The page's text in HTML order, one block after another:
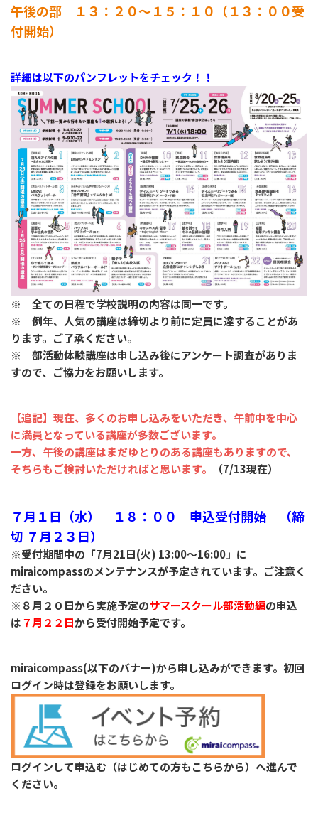
午後の部 １３：２０～１５：１０（１３：００受
付開始）
詳細は以下のパンフレットをチェック！！
※ 全ての日程で学校説明の内容は同一です。
※ 例年、人気の講座は締切より前に定員に達することがあ
ります。ご了承ください。
※ 部活動体験講座は申し込み後にアンケート調査がありま
すので、ご協力をお願いします。
【追記】現在、多くのお申し込みをいただき、午前中を中心
に満員となっている講座が多数ございます。
一方、午後の講座はまだゆとりのある講座もありますので、
そちらもご検討いただければと思います。
（7/13現在）
７月１日（水） １８：００ 申込受付開始 （締
切 ７月２３日）
※受付期間中の「7月21日(火) 13:00～16:00」に
miraicompassのメンテナンスが予定されています。ご注意く
ださい。
※８月２０日から実施予定のサマースクール部活動編の申込
は７月２２日から受付開始予定です。
miraicompass(以下のバナー)から申し込みができます。初回
ログイン時は登録をお願いします。
ログインして申込む（はじめての方もこちらから）へ進んで
ください。